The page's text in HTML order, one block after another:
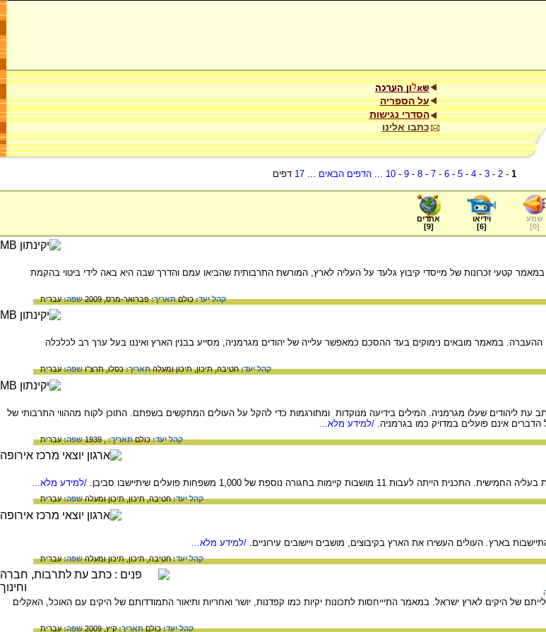
על הספריה
הסדרי נגישות
כתבו אלינו
1
-
2
-
3
-
4
-
5
-
6
-
7
-
8
-
9
-
10
...הדפים הבאים ...
17 דפים
שמע
[
0
]
וידיאו
[
6
]
אתרים
[
9
]
קטעי זכרונות של מייסדי קיבוץ גלעד על העליה לארץ, המורשת התרבותית שהביאו עמם והדרך שבה היא באה לידי ביטוי בהקמת
קהל יעד:כולםתאריך:פברואר-מרס, 2009 שפה:עברית
במאמר מובאים נימוקים בעד ההסכם כמאפשר עלייה של יהודים מגרמניה, מסייע בבנין הארץ ואיננו בעל ערך רב לכלכלה
קהל יעד:חטיבה,תיכון,תיכון ומעלהתאריך:כסלו, תרצ"ושפה:עברית
ליהודים שעלו מגרמניה. המילים בידיעה מנוקדות ומתורגמות כדי להקל על העולים המתקשים בשפתם. התוכן לקוח מההווי התרבותי של
אינם פועלים במדויק כמו בגרמניה. /למידע מלא...
קהל יעד:כולםתאריך:, 1939 שפה:עברית
קיימות בחגורה נוספת של 1,000 משפחות פועלים שיתיישבו סביבן. /למידע מלא...
קהל יעד:חטיבה,תיכון,תיכון ומעלהשפה:עברית
בארץ. העולים העשירו את הארץ בקיבוצים, מושבים ויישובים עירוניים. /למידע מלא...
קהל יעד:חטיבה,תיכון,תיכון ומעלהשפה:עברית
של היקים לארץ ישראל. במאמר התיייחסות לתכונות יקיות כמו קפדנות, יושר ואחריות ותיאור התמודדותם של היקים עם האוכל, האקלים
קהל יעד:כולםתאריך:קיץ, 2009 שפה:עברית